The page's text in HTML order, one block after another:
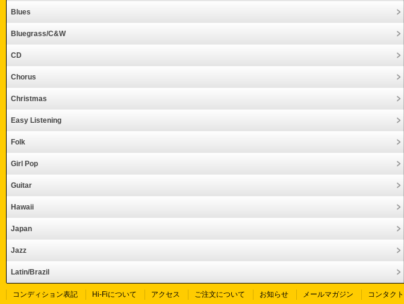
Blues
Bluegrass/C&W
CD
Chorus
Christmas
Easy Listening
Folk
Girl Pop
Guitar
Hawaii
Japan
Jazz
Latin/Brazil
コンディション表記 Hi-Fiについて アクセス ご注文について お知らせ メールマガジン コンタクト